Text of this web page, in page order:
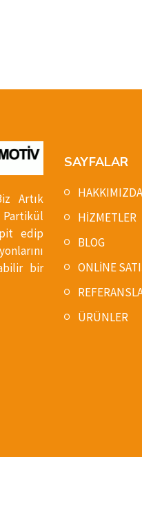
Artık
Partikül
edip
bir
SAYFALAR
HAKKIMIZDA
HİZMETLER
BLOG
ONLİNE
ÜRÜNLER